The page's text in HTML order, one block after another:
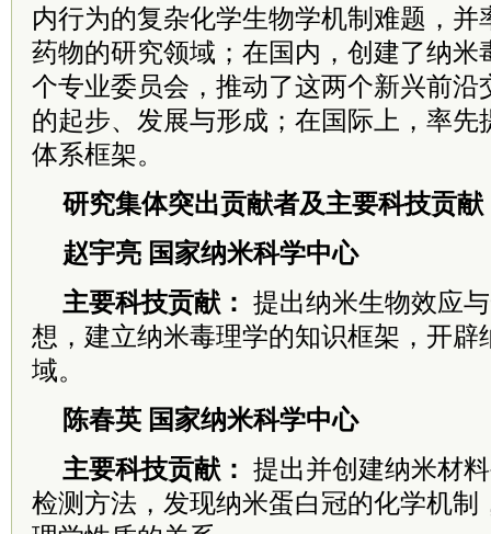
内行为的复杂化学生物学机制难题，并
药物的研究领域；在国内，创建了纳米
个专业委员会，推动了这两个新兴前沿
的起步、发展与形成；在国际上，率先
体系框架。
研究集体突出贡献者及主要科技贡献
赵宇亮 国家纳米科学中心
主要科技贡献： 提出纳米生物效应
想，建立纳米毒理学的知识框架，开辟
域。
陈春英 国家纳米科学中心
主要科技贡献： 提出并创建纳米材
检测方法，发现纳米蛋白冠的化学机制